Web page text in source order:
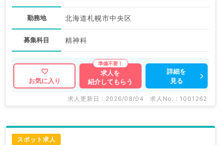
勤務地 北海道札幌市中央区
募集科目 精神科
お気に入り
求人を
紹介してもらう
詳細を
見る
求人更新日 : 2026/08/04 求人No. : 1001262
スポット求人